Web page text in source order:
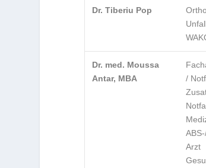
Dr. Tiberiu Pop
Dr. med. Moussa
Antar, MBA
/
Arzt